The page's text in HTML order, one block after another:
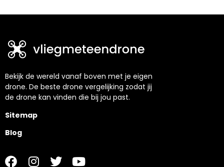
Bekijk de wereld vanaf boven met je eigen
drone. De beste drone vergelijking zodat jij
de drone kan vinden die bij jou past.
Sitemap
Blog